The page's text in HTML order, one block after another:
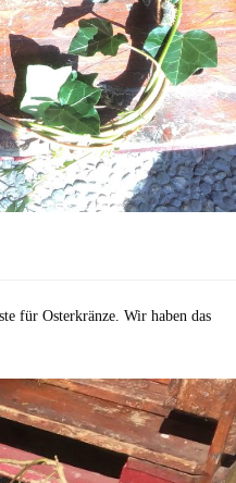
für Osterkränze. Wir haben das